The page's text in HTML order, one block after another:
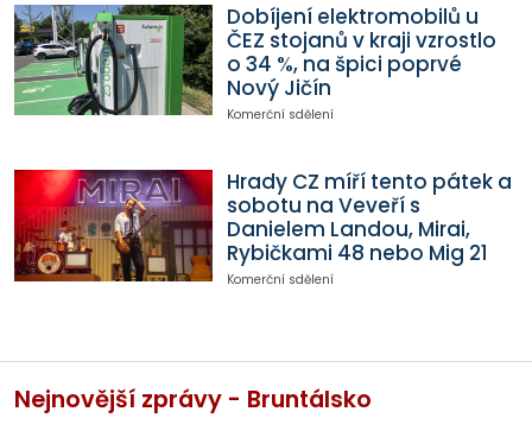
Dobíjení elektromobilů u
ČEZ stojanů v kraji vzrostlo
o 34 %, na špici poprvé
Nový Jičín
Komerční sdělení
Hrady CZ míří tento pátek a
sobotu na Veveří s
Danielem Landou, Mirai,
Rybičkami 48 nebo Mig 21
Komerční sdělení
Nejnovější zprávy - Bruntálsko